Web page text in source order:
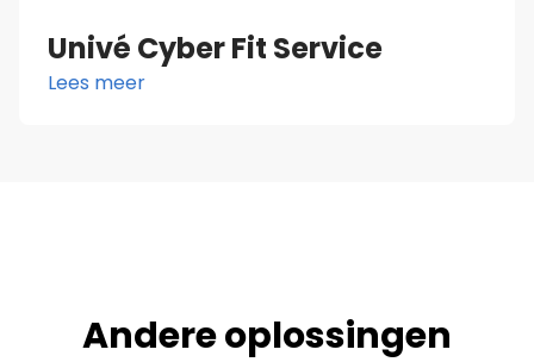
Univé Cyber Fit Service
Lees meer
Andere oplossingen